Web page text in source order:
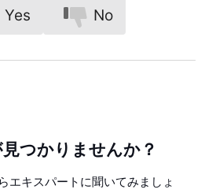
Yes No
つかりませんか？
エキスパートに聞いてみましょ